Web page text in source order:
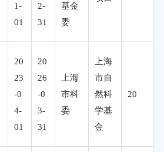
1-
01
2-
31
基金
委
20
23
-0
4-
01
20
26
-0
3-
31
上海
市科
委
上海
市自
然科
学基
金
20